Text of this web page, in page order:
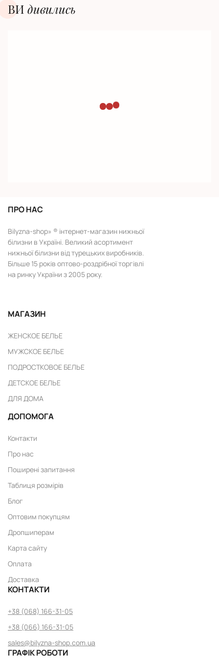
ВИ дивилиcь
ПРО НАС
Bilyzna-shop» ® інтернет-магазин нижньої
білизни в Україні. Великий асортимент
нижньої білизни від турецьких виробників.
Більше 15 років оптово-роздрібної торгівлі
на ринку України з 2005 року.
МАГАЗИН
ЖЕНСКОЕ БЕЛЬЕ
МУЖСКОЕ БЕЛЬЕ
ПОДРОСТКОВОЕ БЕЛЬЕ
ДЕТСКОЕ БЕЛЬЕ
ДЛЯ ДОМА
ДОПОМОГА
Контакти
Про нас
Поширені запитання
Таблиця розмірів
Блог
Оптовим покупцям
Дропшиперам
Карта сайту
Оплата
Доставка
КОНТАКТИ
+38 (068) 166-31-05
+38 (066) 166-31-05
sales@bilyzna-shop.com.ua
ГРАФІК РОБОТИ